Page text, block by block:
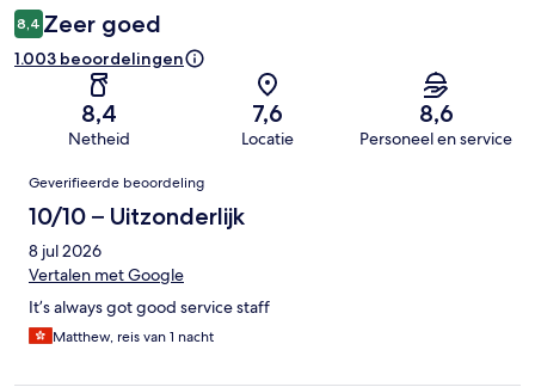
8,4 Zeer goed
1.003 beoordelingen
8,4
Netheid
7,6
Locatie
8,6
Personeel en service
Beoordelingen
Geverifieerde beoordeling
10/10 – Uitzonderlijk
8 jul 2026
Vertalen met Google
It’s always got good service staff
Matthew, reis van 1 nacht